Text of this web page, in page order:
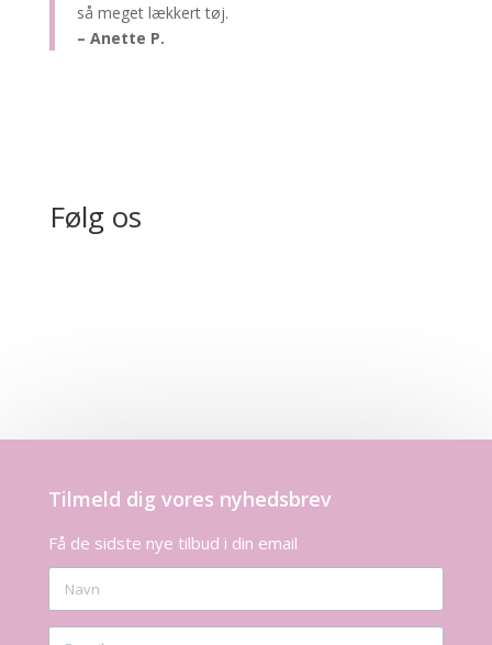
så meget lækkert tøj.
– Anette P.
Følg os
Tilmeld dig vores nyhedsbrev
Få de sidste nye tilbud i din email